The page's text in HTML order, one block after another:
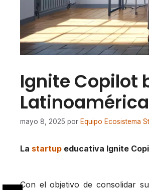
Ignite Copilot
mayo 8, 2025 por Equipo Ecosistema
La startup educativa Ignite
Con el objetivo de consolidar